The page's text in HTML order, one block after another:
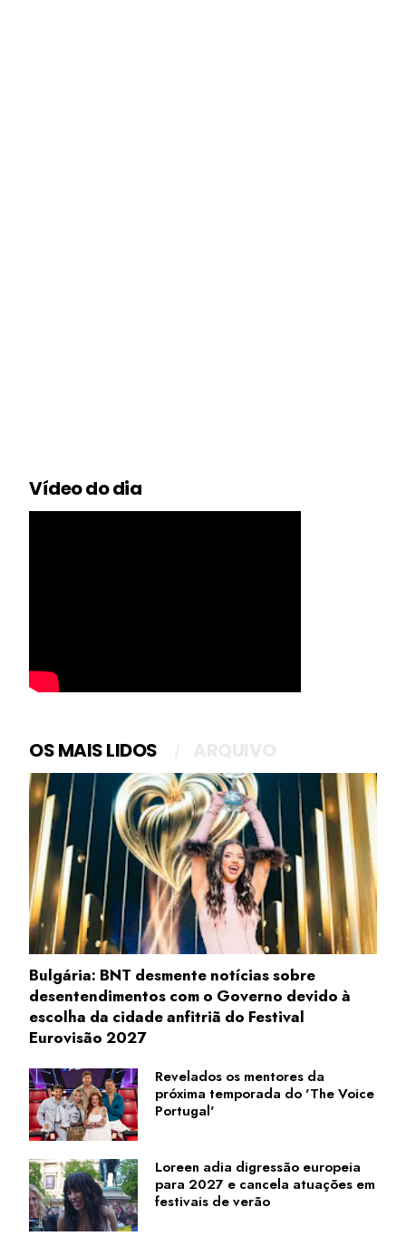
Vídeo do dia
OS MAIS LIDOS
Bulgária: BNT desmente notícias sobre
desentendimentos com o Governo devido à
escolha da cidade anfitriã do Festival
Eurovisão 2027
Revelados os mentores da
próxima temporada do 'The Voice
Portugal'
Loreen adia digressão europeia
para 2027 e cancela atuações em
festivais de verão